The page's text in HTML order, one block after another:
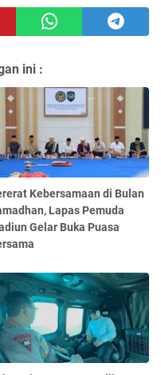
ini :
Kebersamaan di Bulan
Lapas Pemuda
Gelar Buka Puasa